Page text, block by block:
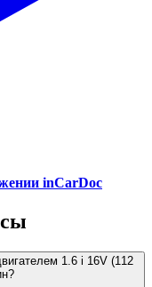
inCarDoc
1.6 i 16V (112